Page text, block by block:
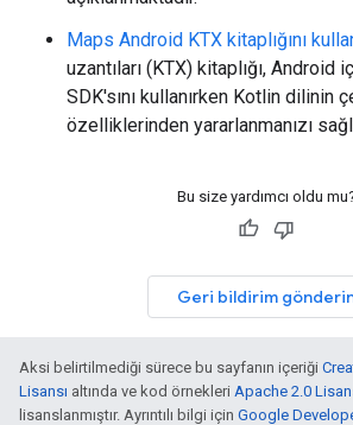
Maps Android KTX kitaplığını
uzantıları (KTX) kitaplığı, Android
SDK'sını kullanırken Kotlin dilinin
özelliklerinden yararlanmanızı
Bu size yardımcı oldu
Geri bildirim
Aksi belirtilmediği sürece bu sayfanın içeriği
Lisansı altında ve kod örnekleri Apache 2.0
lisanslanmıştır. Ayrıntılı bilgi için Google